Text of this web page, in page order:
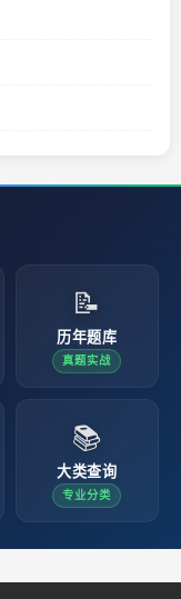
📝
历年题库
真题实战
📚
大类查询
专业分类